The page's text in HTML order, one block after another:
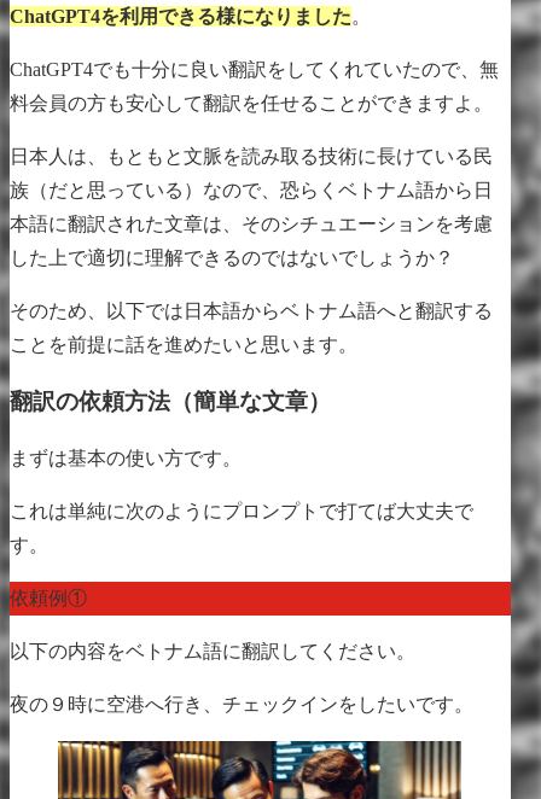
ChatGPT4を利用できる様になりました。
ChatGPT4でも十分に良い翻訳をしてくれていたので、無
料会員の方も安心して翻訳を任せることができますよ。
日本人は、もともと文脈を読み取る技術に長けている民
族（だと思っている）なので、恐らくベトナム語から日
本語に翻訳された文章は、そのシチュエーションを考慮
した上で適切に理解できるのではないでしょうか？
そのため、以下では日本語からベトナム語へと翻訳する
ことを前提に話を進めたいと思います。
翻訳の依頼方法（簡単な文章）
まずは基本の使い方です。
これは単純に次のようにプロンプトで打てば大丈夫で
す。
依頼例①
以下の内容をベトナム語に翻訳してください。
夜の９時に空港へ行き、チェックインをしたいです。